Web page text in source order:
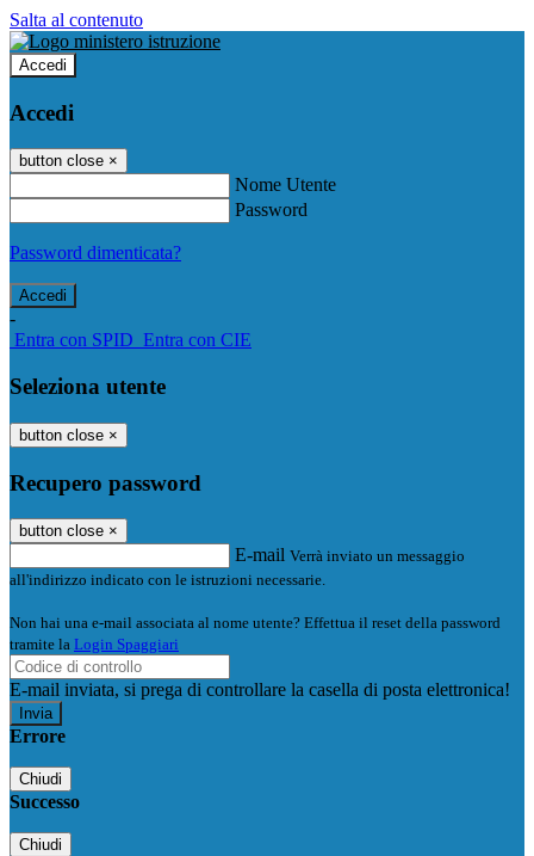
Salta al contenuto
Accedi
Accedi
button close ×
Nome Utente
Password
Password dimenticata?
-
Entra con SPID Entra con CIE
Seleziona utente
button close ×
Recupero password
button close ×
E-mail Verrà inviato un messaggio
all'indirizzo indicato con le istruzioni necessarie.
Non hai una e-mail associata al nome utente? Effettua il reset della password
tramite la Login Spaggiari
E-mail inviata, si prega di controllare la casella di posta elettronica!
Errore
Chiudi
Successo
Chiudi